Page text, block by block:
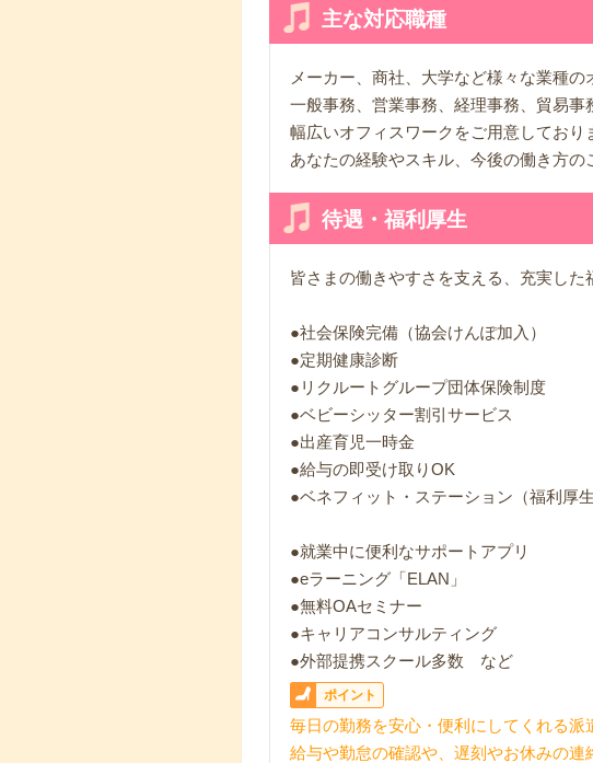
主な対応職種
メーカー、商社、大学など様々な業種の
一般事務、営業事務、経理事務、貿易事
幅広いオフィスワークをご用意しており
あなたの経験やスキル、今後の働き方の
待遇・福利厚生
皆さまの働きやすさを支える、充実した
●社会保険完備（協会けんぽ加入）
●定期健康診断
●リクルートグループ団体保険制度
●ベビーシッター割引サービス
●出産育児一時金
●給与の即受け取りOK
●ベネフィット・ステーション（福利厚生
●就業中に便利なサポートアプリ
●eラーニング「ELAN」
●無料OAセミナー
●キャリアコンサルティング
●外部提携スクール多数 など
ポイント
毎日の勤務を安心・便利にしてくれる派
給与や勤怠の確認や、遅刻やお休みの連